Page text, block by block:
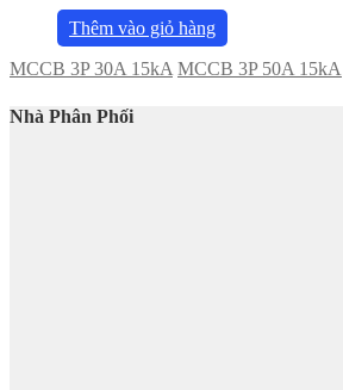
Thêm vào giỏ hàng
MCCB 3P 30A 15kA MCCB 3P 50A 15kA
Nhà Phân Phối